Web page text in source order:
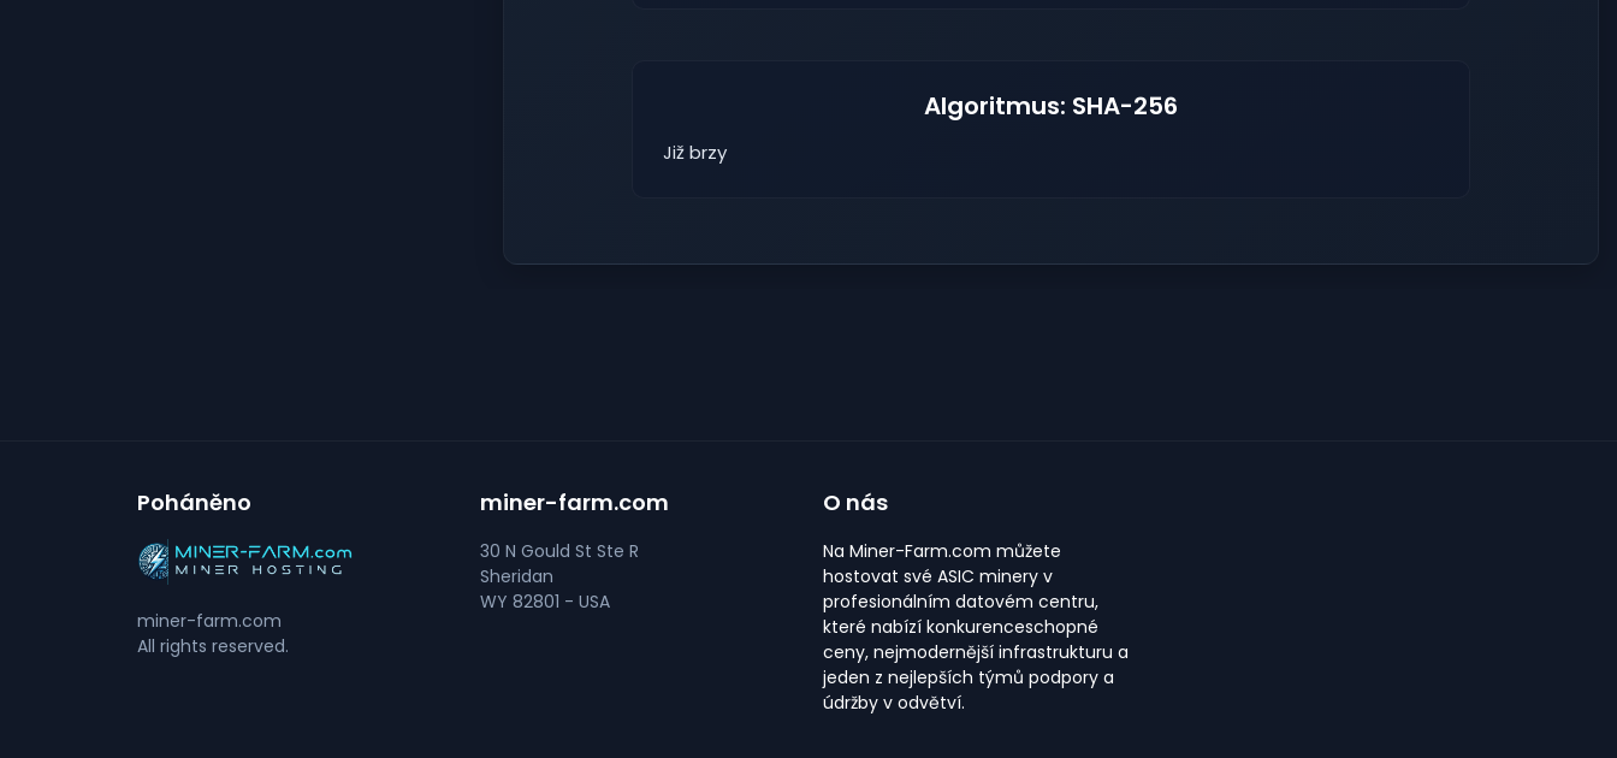
Algoritmus: SHA-256
Již brzy
Poháněno
miner-farm.com
All rights reserved.
miner-farm.com
30 N Gould St Ste R
Sheridan
WY 82801 - USA
O nás
Na Miner-Farm.com můžete
hostovat své ASIC minery v
profesionálním datovém centru,
které nabízí konkurenceschopné
ceny, nejmodernější infrastrukturu a
jeden z nejlepších týmů podpory a
údržby v odvětví.